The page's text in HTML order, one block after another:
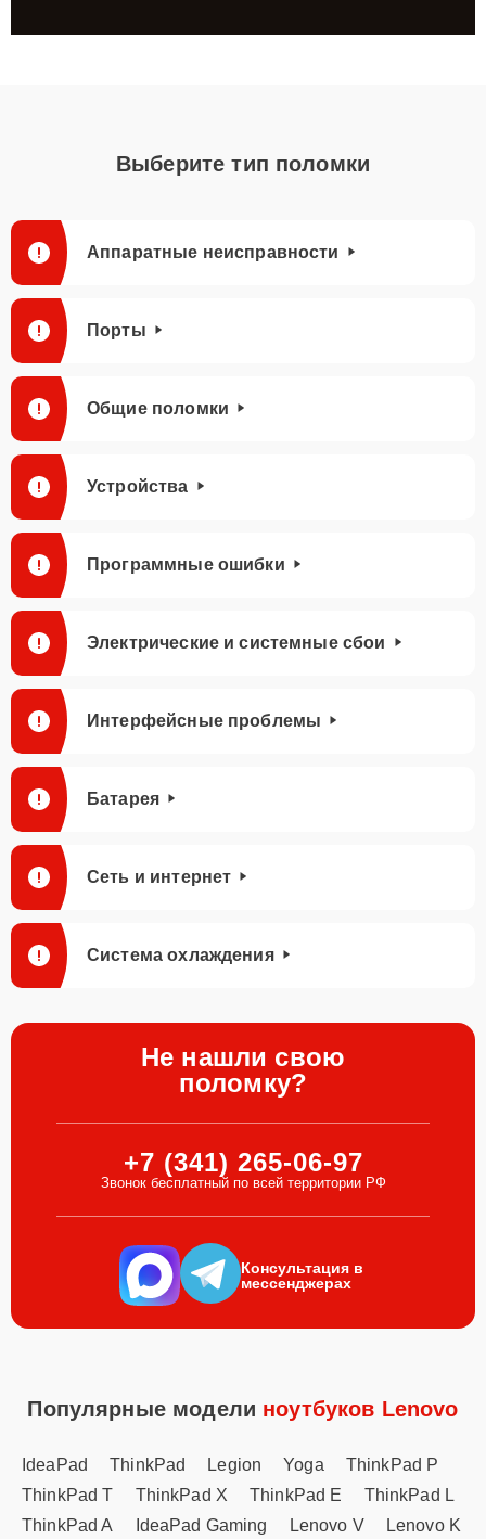
Выберите тип поломки
Аппаратные неисправности
Порты
Общие поломки
Устройства
Программные ошибки
Электрические и системные сбои
Интерфейсные проблемы
Батарея
Сеть и интернет
Система охлаждения
Не нашли свою
поломку?
+7 (341) 265-06-97
Звонок бесплатный по всей территории РФ
Консультация в
мессенджерах
Популярные модели ноутбуков Lenovo
IdeaPad ThinkPad Legion Yoga
ThinkPad P
ThinkPad T
ThinkPad X ThinkPad E
ThinkPad L
ThinkPad A
IdeaPad Gaming Lenovo V Lenovo K